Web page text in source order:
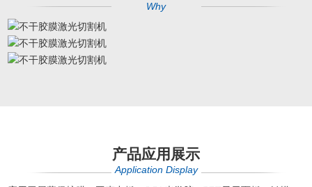
Why
产品应用展示
Application Display